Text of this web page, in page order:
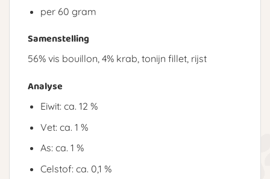
per 60 gram
Samenstelling
56% vis bouillon, 4% krab, tonijn fillet, rijst
Analyse
Eiwit: ca. 12 %
Vet: ca. 1 %
As: ca. 1 %
Celstof: ca. 0,1 %